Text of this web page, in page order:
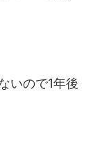
いので1年後